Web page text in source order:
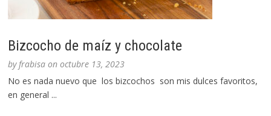
Bizcocho de maíz y chocolate
byfrabisa onoctubre 13, 2023
No es nada nuevo que los bizcochos son mis dulces favoritos,
en general ...